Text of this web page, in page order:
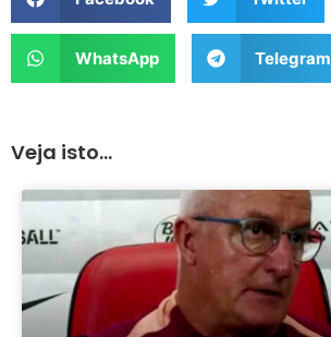
WhatsApp Telegram
Veja isto...